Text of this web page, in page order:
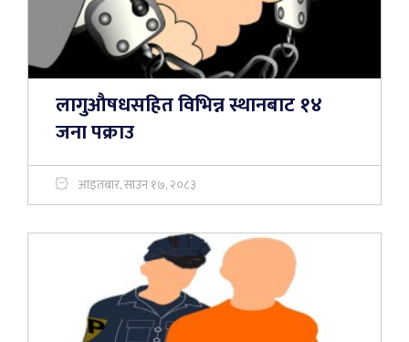
लागुऔषधसहित विभिन्न स्थानबाट १४
जना पक्राउ
आइतबार, साउन १७, २०८३